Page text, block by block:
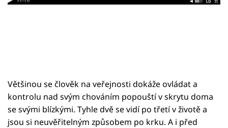
Většinou se člověk na veřejnosti dokáže ovládat a
kontrolu nad svým chováním popouští v skrytu doma
se svými blízkými. Tyhle dvě se vidí po třetí v životě a
jsou si neuvěřitelným způsobem po krku. A i před